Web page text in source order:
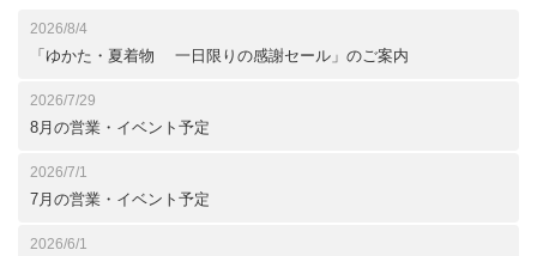
2026/8/4
「ゆかた・夏着物 一日限りの感謝セール」のご案内
2026/7/29
8月の営業・イベント予定
2026/7/1
7月の営業・イベント予定
2026/6/1